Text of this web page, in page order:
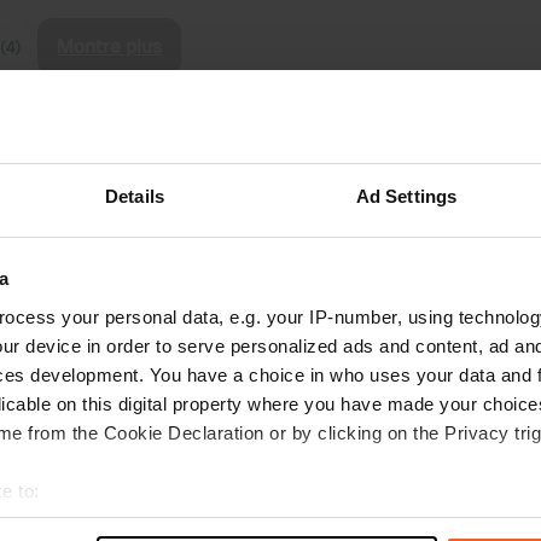
Details Ad Settings
your personal data, e.g. your IP-number, using
device in order to serve personalized ads and content, ad
development. You have a choice in who uses your data and
on this digital property where you have made your
from the Cookie Declaration or by clicking on the Privacy
to:
geographical location which can be accurate to within
avis
F
mai 2026
propriétaires accueillants ; choisissez votre
emplacement. Sanitaires propres et nombreux.
La Voie Verte jusqu'à Nîmes, à 26 km, est
facilement accessible à vélo. L'ancienne
carrière de Junas vaut également le détour à
vivement ce camping.
lire la suite